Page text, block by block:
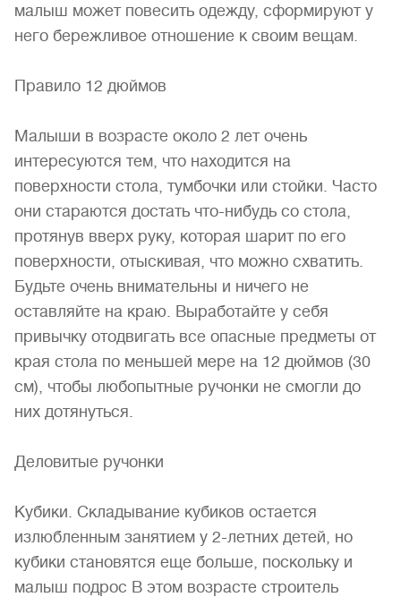
малыш может повесить одежду, сформируют у
него бережливое отношение к своим вещам.
Правило 12 дюймов
Малыши в возрасте около 2 лет очень
интересуются тем, что находится на
поверхности стола, тумбочки или стойки. Часто
они стараются достать что-нибудь со стола,
протянув вверх руку, которая шарит по его
поверхности, отыскивая, что можно схватить.
Будьте очень внимательны и ничего не
оставляйте на краю. Выработайте у себя
привычку отодвигать все опасные предметы от
края стола по меньшей мере на 12 дюймов (30
см), чтобы любопытные ручонки не смогли до
них дотянуться.
Деловитые ручонки
Кубики. Складывание кубиков остается
излюбленным занятием у 2-летних детей, но
кубики становятся еще больше, поскольку и
малыш подрос В этом возрасте строитель